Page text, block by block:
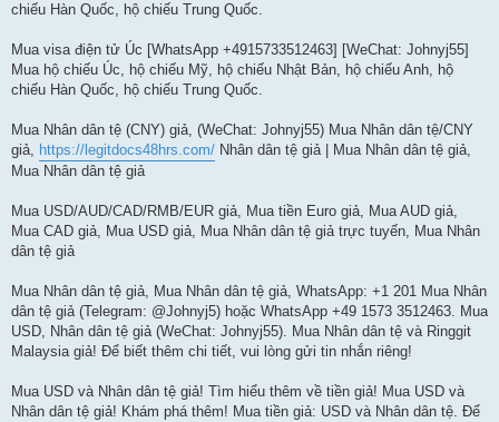
и
chiếu Hàn Quốc, hộ chiếu Trung Quốc.
Mua visa điện tử Úc [WhatsApp +4915733512463] [WeChat: Johnyj55]
Mua hộ chiếu Úc, hộ chiếu Mỹ, hộ chiếu Nhật Bản, hộ chiếu Anh, hộ
chiếu Hàn Quốc, hộ chiếu Trung Quốc.
Mua Nhân dân tệ (CNY) giả, (WeChat: Johnyj55) Mua Nhân dân tệ/CNY
giả, https://legitdocs48hrs.com/ Nhân dân tệ giả | Mua Nhân dân tệ giả,
Mua Nhân dân tệ giả
Mua USD/AUD/CAD/RMB/EUR giả, Mua tiền Euro giả, Mua AUD giả,
Mua CAD giả, Mua USD giả, Mua Nhân dân tệ giả trực tuyến, Mua Nhân
dân tệ giả
Mua Nhân dân tệ giả, Mua Nhân dân tệ giả, WhatsApp: +1 201 Mua Nhân
dân tệ giả (Telegram: @Johnyj5) hoặc WhatsApp +49 1573 3512463. Mua
USD, Nhân dân tệ giả (WeChat: Johnyj55). Mua Nhân dân tệ và Ringgit
Malaysia giả! Để biết thêm chi tiết, vui lòng gửi tin nhắn riêng!
Mua USD và Nhân dân tệ giả! Tìm hiểu thêm về tiền giả! Mua USD và
Nhân dân tệ giả! Khám phá thêm! Mua tiền giả: USD và Nhân dân tệ. Để